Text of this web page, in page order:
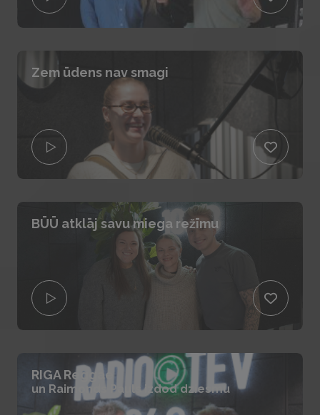
Zem ūdens nav smagi
BŪŪ atklāj savu miega režīmu
RIGA Reggae
un Raimonds Pauls izdod dziesmu